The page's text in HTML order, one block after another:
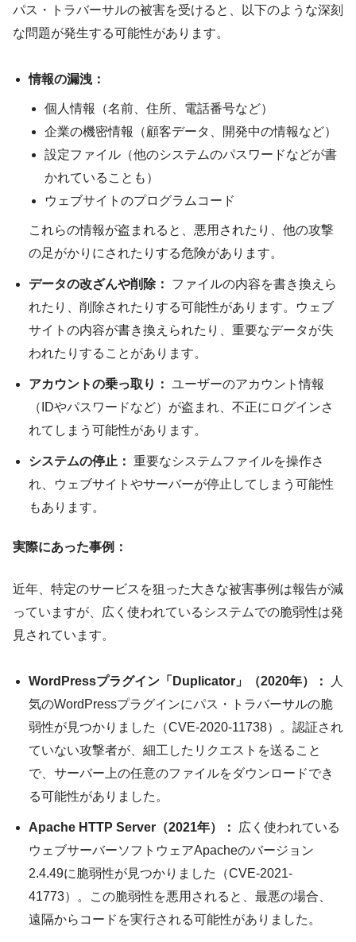
パス・トラバーサルの被害を受けると、以下のような深刻
な問題が発生する可能性があります。
情報の漏洩：
個人情報（名前、住所、電話番号など）
企業の機密情報（顧客データ、開発中の情報など）
設定ファイル（他のシステムのパスワードなどが書
かれていることも）
ウェブサイトのプログラムコード
これらの情報が盗まれると、悪用されたり、他の攻撃
の足がかりにされたりする危険があります。
データの改ざんや削除：
ファイルの内容を書き換えら
れたり、削除されたりする可能性があります。ウェブ
サイトの内容が書き換えられたり、重要なデータが失
われたりすることがあります。
アカウントの乗っ取り： ユーザーのアカウント情報
（IDやパスワードなど）が盗まれ、不正にログインさ
れてしまう可能性があります。
システムの停止： 重要なシステムファイルを操作さ
れ、ウェブサイトやサーバーが停止してしまう可能性
もあります。
実際にあった事例：
近年、特定のサービスを狙った大きな被害事例は報告が減
っていますが、広く使われているシステムでの脆弱性は発
見されています。
WordPressプラグイン「Duplicator」（2020年）：
人
気のWordPressプラグインにパス・トラバーサルの脆
弱性が見つかりました（CVE-2020-11738）。認証され
ていない攻撃者が、細工したリクエストを送ること
で、サーバー上の任意のファイルをダウンロードでき
る可能性がありました。
Apache HTTP Server（2021年）：
広く使われている
ウェブサーバーソフトウェアApacheのバージョン
2.4.49に脆弱性が見つかりました（CVE-2021-
41773）。この脆弱性を悪用されると、最悪の場合、
遠隔からコードを実行される可能性がありました。